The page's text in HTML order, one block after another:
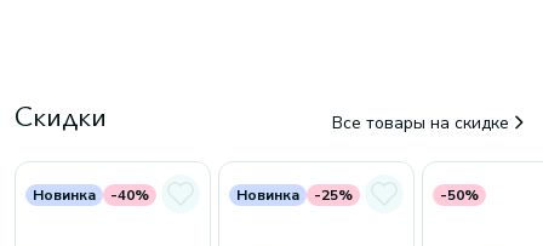
Скидки Все товары на скидке
Новинка -40% Новинка -25% -50%